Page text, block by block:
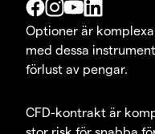
Optioner är
med dessa
förlust av pengar.
CFD-kontrakt är